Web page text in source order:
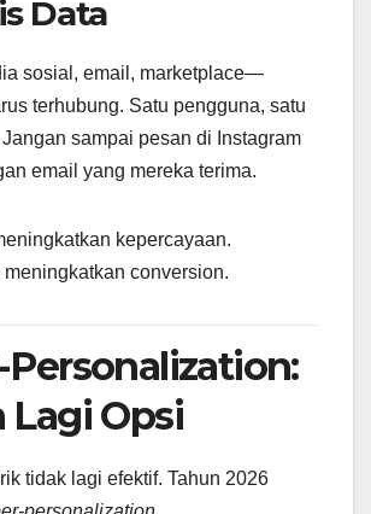
Data
sosial, email, marketplace—
terhubung. Satu pengguna, satu
sampai pesan di Instagram
email yang mereka terima.
kepercayaan.
conversion.
Lagi Opsi
tidak lagi efektif. Tahun 2026